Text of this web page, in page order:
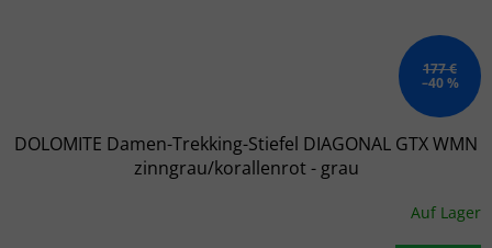
177 €
–40 %
DOLOMITE Damen-Trekking-Stiefel DIAGONAL GTX WMN
zinngrau/korallenrot - grau
Auf Lager